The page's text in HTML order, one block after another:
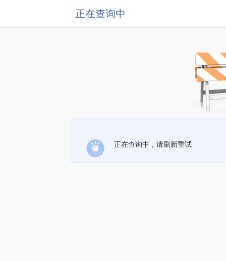
正在查询中
正在查询中，请刷新重试